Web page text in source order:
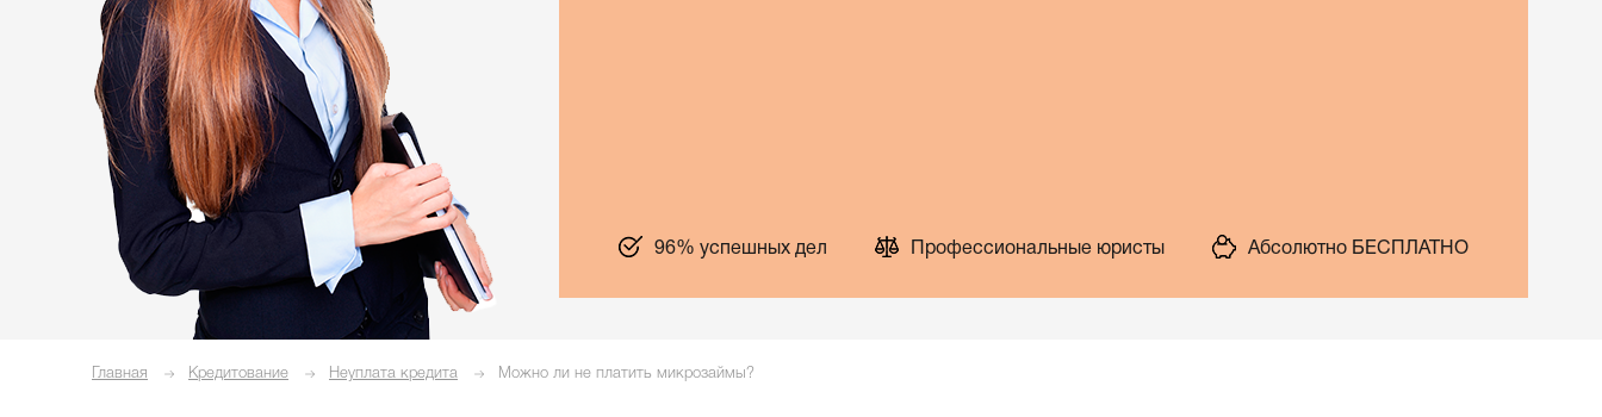
96% успешных дел Профессиональные юристы Абсолютно БЕСПЛАТНО
Главная Кредитование Неуплата кредита Можно ли не платить микрозаймы?